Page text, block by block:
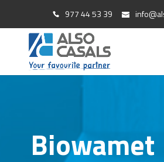
977 44 53 39
Biowamet